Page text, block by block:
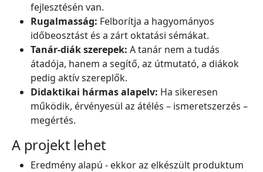
fejlesztésén van.
Rugalmasság: Felborítja a hagyományos
időbeosztást és a zárt oktatási sémákat.
Tanár-diák szerepek: A tanár nem a tudás
átadója, hanem a segítő, az útmutató, a diákok
pedig aktív szereplők.
Didaktikai hármas alapelv: Ha sikeresen
működik, érvényesül az átélés – ismeretszerzés –
megértés.
A projekt lehet
Eredmény alapú - ekkor az elkészült produktum